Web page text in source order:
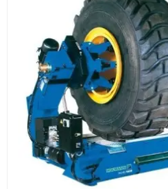
стоимость поставки и
доставки.
Также вы можете
инструменты по номеру
или через онлайн-форму
доставка оборудования
регионы